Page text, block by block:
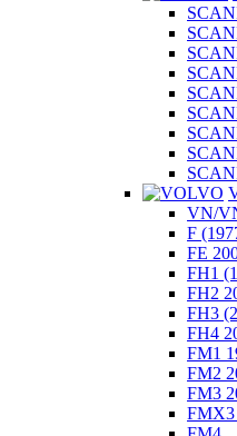
VN/
F
FE
FH1
FH2
FH3
FH4
FM1
FM2
FM3
FMX3